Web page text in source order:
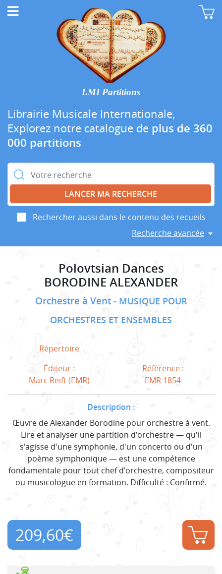
LMI Partitions
Librairie Musicale Internationale,
Explorez notre catalogue de plus de 360
000 partitions
Rechercher :
Rechercher aussi dans le contenu des recueils
Recherche avancée
Polovtsian Dances
BORODINE ALEXANDER
Orchestre à Vent
MUSIQUE POUR
ORCHESTRES ET ENSEMBLES
Répertoire
Éditeur :
Marc Reift (EMR)
Référence :
EMR 1854
Description :
Œuvre de Alexander Borodine pour orchestre à vent.
Lire et analyser une partition d'orchestre — qu'il
s'agisse d'une symphonie, d'un concerto ou d'un
poème symphonique — est une compétence
fondamentale pour tout chef d'orchestre, compositeur
ou musicologue en formation. Difficulté : Confirmé.
209,60€